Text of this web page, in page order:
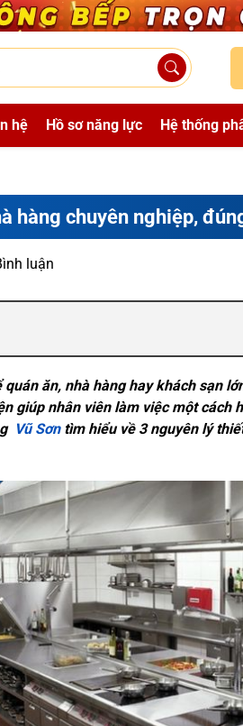
hệ Hồ sơ năng lực Hệ thống
hàng chuyên nghiệp,
luận
ăn, nhà hàng hay khách sạn
giúp nhân viên làm việc một cách
Vũ Sơntìm hiểu về 3 nguyên lý